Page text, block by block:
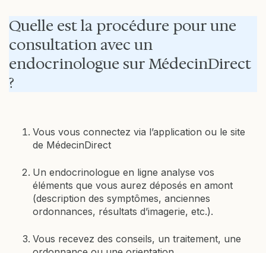
Quelle est la procédure pour une
consultation avec un
endocrinologue sur MédecinDirect
?
Vous vous connectez via l’application ou le site
de MédecinDirect
Un endocrinologue en ligne analyse vos
éléments que vous aurez déposés en amont
(description des symptômes, anciennes
ordonnances, résultats d’imagerie, etc.).
Vous recevez des conseils, un traitement, une